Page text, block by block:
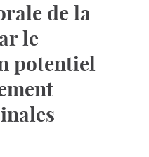
de la
le
potentiel